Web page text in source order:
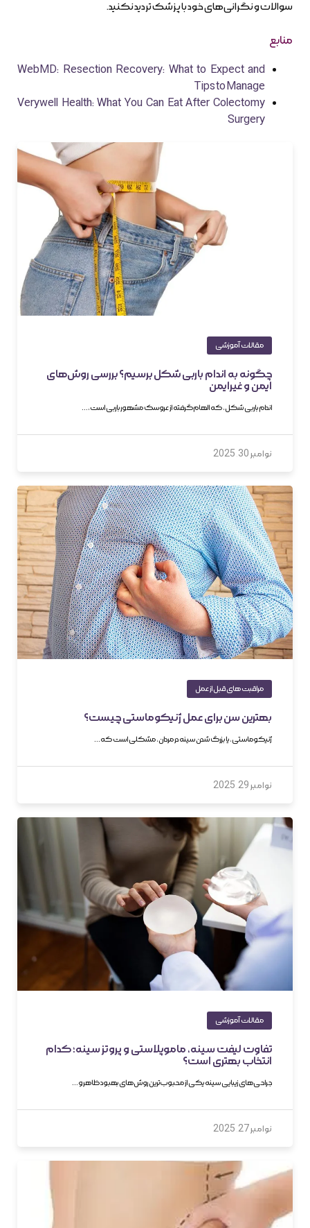
سوالات و نگرانی‌های خود با پزشک تردید نکنید.
منابع
WebMD: Resection Recovery: What to Expect and
Tips to Manage
Verywell Health: What You Can Eat After Colectomy
Surgery
مقالات آموزشی
چگونه به اندام باربی شکل برسیم؟ بررسی روش‌های
ایمن و غیرایمن
اندام باربی شکل، که الهام‌گرفته از عروسک مشهور باربی است،…
نوامبر 30, 2025
مراقبت های قبل از عمل
بهترین سن برای عمل ژنیکوماستی چیست؟
ژنیکوماستی، یا بزرگ شدن سینه در مردان، مشکلی است که…
نوامبر 29, 2025
مقالات آموزشی
تفاوت لیفت سینه، ماموپلاستی و پروتز سینه؛ کدام
انتخاب بهتری است؟
جراحی‌های زیبایی سینه یکی از محبوب‌ترین روش‌های بهبود ظاهر و…
نوامبر 27, 2025